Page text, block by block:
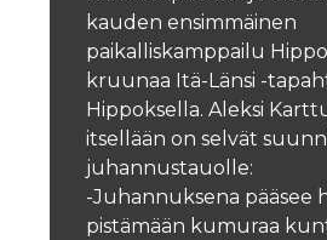
kauden ensimmäinen
paikalliskamppailu
kruunaa Itä-Länsi -
Hippoksella. Aleksi
itsellään on selvät
juhannustauolle:
-Juhannuksena pääsee
pistämään kumuraa